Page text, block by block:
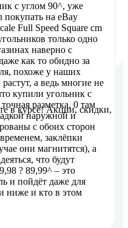
с углом 90^, уже
покупать на eBay
Full Speed Square cm
только одно
наверно с
как то обидно за
похоже у наших
а ведь многие не
купили угольник с
разметка, 0 там
наружной и
с обоих сторон
заклёпки
они магнитятся), а
что будут
? 89,99^ – это
и пойдёт даже для
ниже и кто в этом
в курсе! Акции, скидки,